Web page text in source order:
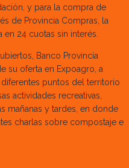
y para la compra de
de Provincia Compras, la
24 cuotas sin interés.
Banco Provincia
su oferta en Expoagro, a
puntos del territorio
actividades recreativas,
mañanas y tardes, en donde
charlas sobre compostaje e